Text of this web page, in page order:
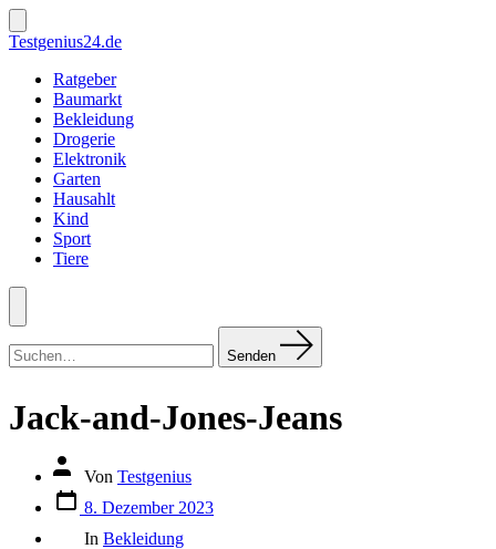
Zum
Inhalt
springen
Suche
ein-/ausblenden
Testgenius24.de
Ratgeber
Baumarkt
Bekleidung
Drogerie
Elektronik
Garten
Hausahlt
Kind
Sport
Tiere
Menü
nach:
Senden
Jack-and-Jones-Jeans
Autor
Beitrags
Von Testgenius
Datum
des
Beitrags
8. Dezember 2023
In Bekleidung